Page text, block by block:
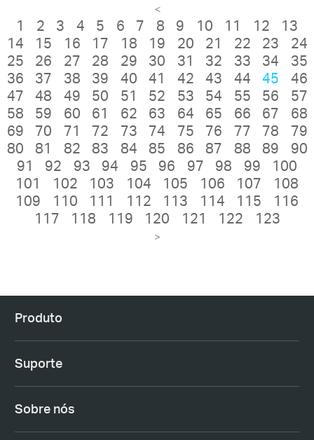
<
1 2 3 4 5 6 7 8 9 10 11 12
13
14
15 16 17 18 19 20 21 22 23
24
25
26 27 28 29 30 31 32 33 34
35
36
37 38 39 40 41 42 43 44 45
46
47
48 49 50 51 52 53 54 55 56
57
58
59 60 61 62 63 64 65 66 67
68
69
70 71 72 73 74 75 76 77 78
79
80
81 82 83 84 85 86 87 88 89
90
91
92 93 94 95 96 97 98 99
100
101
102 103 104 105 106 107
108
109
110 111 112 113 114 115
116
117
118 119 120 121 122 123
>
Produto
Suporte
Sobre nós